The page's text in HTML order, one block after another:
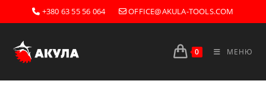
Перейти
к
+380 63 55 56 064 OFFICE@AKULA-TOOLS.COM
0 МЕНЮ